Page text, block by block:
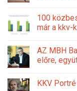
100
már a kkv-
AZ MBH
előre,
KKV